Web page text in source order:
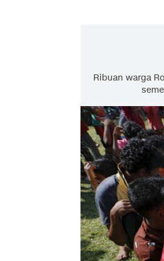
Ribuan warga